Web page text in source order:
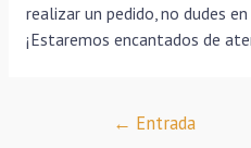
realizar un pedido, no dudes en
¡Estaremos encantados de
← Entrada